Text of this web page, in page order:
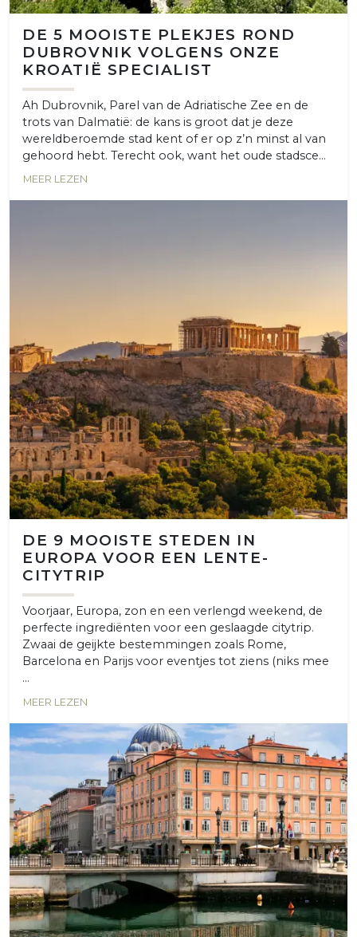
DE 5 MOOISTE PLEKJES ROND
DUBROVNIK VOLGENS ONZE
KROATIË SPECIALIST
Ah Dubrovnik, Parel van de Adriatische Zee en de
trots van Dalmatië: de kans is groot dat je deze
wereldberoemde stad kent of er op z’n minst al van
gehoord hebt. Terecht ook, want het oude stadsce...
MEER LEZEN
DE 9 MOOISTE STEDEN IN
EUROPA VOOR EEN LENTE-
CITYTRIP
Voorjaar, Europa, zon en een verlengd weekend, de
perfecte ingrediënten voor een geslaagde citytrip.
Zwaai de geijkte bestemmingen zoals Rome,
Barcelona en Parijs voor eventjes tot ziens (niks mee
...
MEER LEZEN